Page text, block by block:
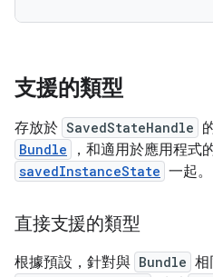
支援的類型
存放於 SavedStateHandle
Bundle ，和適用於應用程式
savedInstanceState 一起。
直接支援的類型
根據預設，針對與 Bundle 相